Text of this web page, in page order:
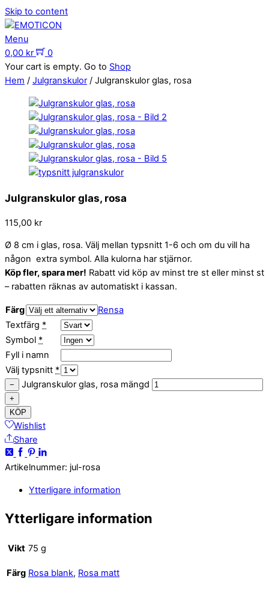
Skip to content
Menu
0,00 kr
0
Your cart is empty. Go to Shop
Hem / Julgranskulor / Julgranskulor glas, rosa
Julgranskulor glas, rosa
115,00 kr
Ø 8 cm i glas, rosa. Välj mellan typsnitt 1-6 och om du vill ha
någon extra symbol. Alla kulorna har stjärnor.
Köp fler, spara mer! Rabatt vid köp av minst tre st eller minst st
– rabatten räknas av automatiskt i kassan.
Färg
Rensa
Textfärg *
Symbol *
Fyll i namn
Välj typsnitt *
− Julgranskulor glas, rosa mängd
+
KÖP
Wishlist
Share
Artikelnummer: jul-rosa
Ytterligare information
Ytterligare information
Vikt 75 g
Färg Rosa blank, Rosa matt